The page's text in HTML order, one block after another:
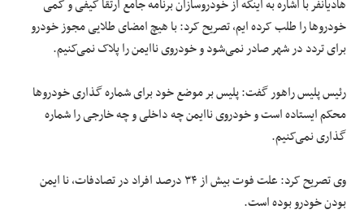
هادیانفر با اشاره به اینکه از خودروسازان برنامه جامع ارتقا کیفی و کمی
خودرو‌ها را طلب کرده ایم، تصریح کرد: با هیچ امضای طلایی مجوز خودرو
برای تردد در شهر صادر نمی‌شود و خودروی ناایمن را پلاک نمی‌کنیم.
رئیس پلیس راهور گفت: پلیس بر موضع خود برای شماره گذاری خودرو‌ها
محکم ایستاده است و خودروی ناایمن چه داخلی و چه خارجی را شماره
گذاری نمی‌کنیم.
وی تصریح کرد: علت فوت بیش از ۳۴ درصد افراد در تصادفات، نا ایمن
بودن خودرو بوده است.